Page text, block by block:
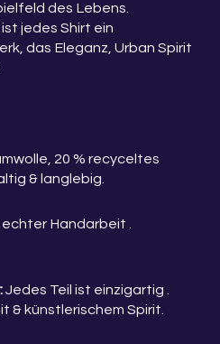
des Lebens.
ist jedes Shirt ein
das Eleganz, Urban Spirit
20 % recyceltes
& langlebig.
echter Handarbeit .
Jedes Teil ist einzigartig .
künstlerischem Spirit.